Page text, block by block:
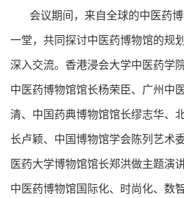
会议期间，来自全球的中医药博
一堂，共同探讨中医药博物馆的规
深入交流。香港浸会大学中医药学
中医药博物馆馆长杨荣臣、广州中
清、中国药典博物馆馆长缪志华、
长卢颖、中国博物馆学会陈列艺术
医药大学博物馆馆长郑洪做主题演
中医药博物馆国际化、时尚化、数